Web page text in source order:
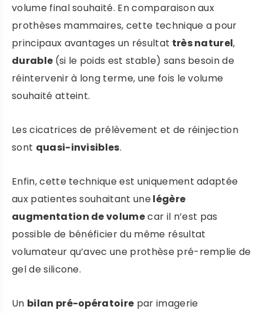
volume final souhaité. En comparaison aux
prothèses mammaires, cette technique a pour
principaux avantages un résultat très naturel,
durable (si le poids est stable) sans besoin de
réintervenir à long terme, une fois le volume
souhaité atteint.
Les cicatrices de prélèvement et de réinjection
sont quasi-invisibles.
Enfin, cette technique est uniquement adaptée
aux patientes souhaitant unelégère
augmentation de volumecar il n’est pas
possible de bénéficier du même résultat
volumateur qu’avec une prothèse pré-remplie de
gel de silicone.
Un bilan pré-opératoire par imagerie
Prendre rendez-vous